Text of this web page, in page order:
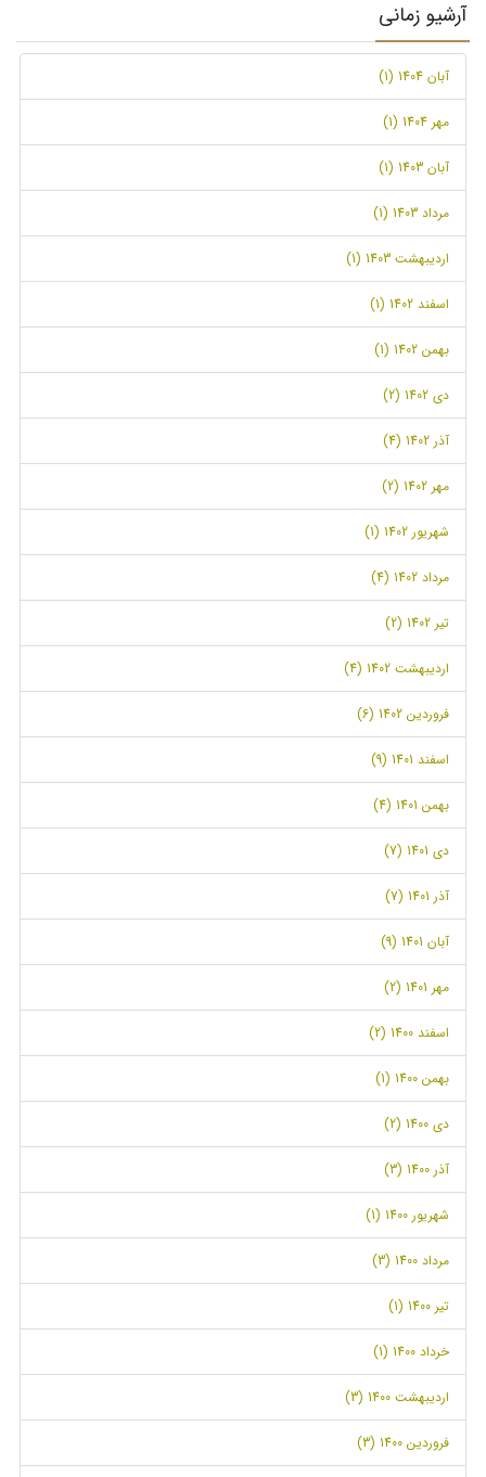
آرشیو زمانی
آبان 1404 (1)
مهر 1404 (1)
آبان 1403 (1)
مرداد 1403 (1)
اردیبهشت 1403 (1)
اسفند 1402 (1)
بهمن 1402 (1)
دی 1402 (2)
آذر 1402 (4)
مهر 1402 (2)
شهریور 1402 (1)
مرداد 1402 (4)
تیر 1402 (2)
اردیبهشت 1402 (4)
فروردین 1402 (6)
اسفند 1401 (9)
بهمن 1401 (4)
دی 1401 (7)
آذر 1401 (7)
آبان 1401 (9)
مهر 1401 (2)
اسفند 1400 (2)
بهمن 1400 (1)
دی 1400 (2)
آذر 1400 (3)
شهریور 1400 (1)
مرداد 1400 (3)
تیر 1400 (1)
خرداد 1400 (1)
اردیبهشت 1400 (3)
فروردین 1400 (3)